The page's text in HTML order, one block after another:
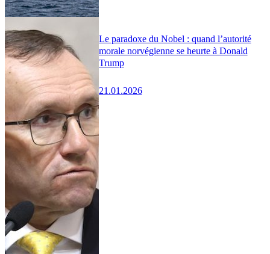
Le paradoxe du Nobel : quand l’autorité
morale norvégienne se heurte à Donald
Trump
21.01.2026